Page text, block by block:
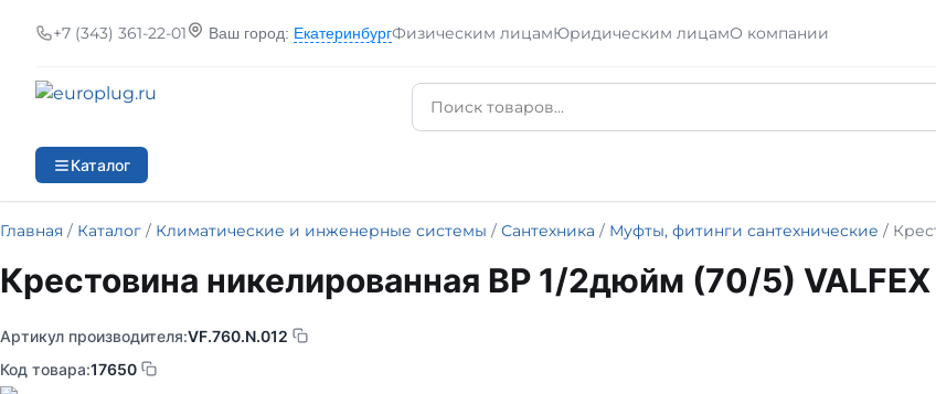
+7 (343) 361-22-01 Ваш город: ЕкатеринбургФизическим лицамЮридическим лицамО компании
Каталог
Главная / Каталог / Климатические и инженерные системы / Сантехника / Муфты, фитинги сантехнические /
Крестовина никелированная ВР 1/2дюйм (70/5)
Артикул производителя:VF.760.N.012
Код товара:17650